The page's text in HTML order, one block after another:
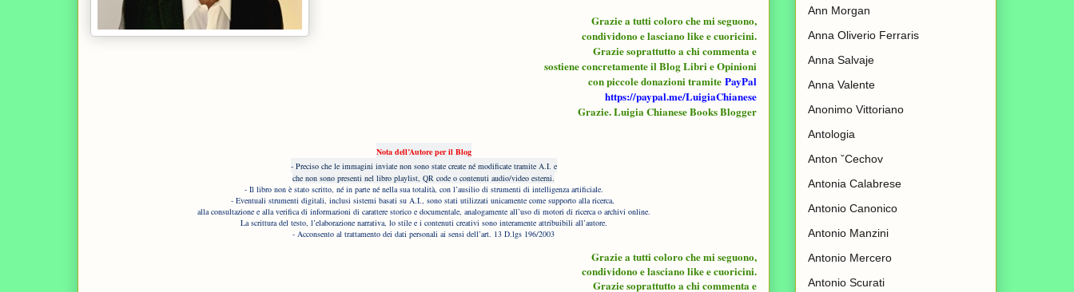
Grazie a tutti coloro che mi seguono,
condividono e lasciano like e cuoricini.
Grazie soprattutto a chi commenta e
sostiene concretamente il Blog Libri e Opinioni
con piccole donazioni tramite PayPal
https://paypal.me/LuigiaChianese
Grazie. Luigia Chianese Books Blogger
Nota dell’Autore per il Blog
- Preciso che le immagini inviate non sono state create né modificate tramite A.I. e
che non sono presenti nel libro playlist, QR code o contenuti audio/video esterni.
- Il libro non è stato scritto, né in parte né nella sua totalità, con l’ausilio di strumenti di intelligenza artificiale.
- Eventuali strumenti digitali, inclusi sistemi basati su A.I., sono stati utilizzati unicamente come supporto alla ricerca,
alla consultazione e alla verifica di informazioni di carattere storico e documentale, analogamente all’uso di motori di ricerca o archivi online.
La scrittura del testo, l’elaborazione narrativa, lo stile e i contenuti creativi sono interamente attribuibili all’autore.
- Acconsento al trattamento dei dati personali ai sensi dell’art. 13 D.lgs 196/2003
Grazie a tutti coloro che mi seguono,
condividono e lasciano like e cuoricini.
Grazie soprattutto a chi commenta e
Ann Morgan
Anna Oliverio Ferraris
Anna Salvaje
Anna Valente
Anonimo Vittoriano
Antologia
Anton ˇCechov
Antonia Calabrese
Antonio Canonico
Antonio Manzini
Antonio Mercero
Antonio Scurati